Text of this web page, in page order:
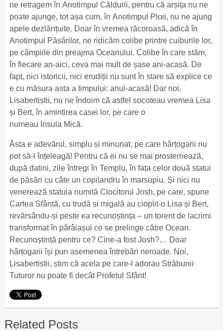
ne retragem în Anotimpul Căldurii, pentru că arșița nu ne
poate ajunge, tot așa cum, în Anotimpul Ploii, nu ne ajung
apele dezlănțuite. Doar în vremea răcoroasă, adică în
Anotimpul Păsărilor, ne ridicăm colibe printre cuiburile lor,
pe câmpiile din preajma Oceanului. Colibe în care stăm,
în fiecare an-aici, ceva mai mult de șase ani-acasă. De
fapt, nici istoricii, nici erudiții nu sunt în stare să explice ce
e cu măsura asta a timpului: anul-acasă! Dar noi,
Lisabertiștii, nu ne îndoim că astfel socoteau vremea Lisa
și Bert, în amintirea casei lor, pe care o
numeau Insula Mică.
Ăsta e adevărul, simplu și minunat, pe care hârțogarii nu
pot să-l înțeleagă! Pentru că ei nu se mai prosternează,
după datini, zile întregi în Templu, în fața celor două statui
de păsări cu câte un copilandru în marsupiu. Și nici nu
venerează statuia numită Clocitorul Josh, pe care, spune
Cartea Sfântă, cu trudă și migală au cioplit-o Lisa și Bert,
revărsându-și peste ea recunoștința – un torent de lacrimi
transformat în pârâiașul ce se prelinge către Ocean.
Recunoștință pentru ce? Cine-a fost Josh?… Doar
hârțogarii își pun asemenea întrebări neroade. Noi,
Lisabertiștii, știm că acela pe care-l adorau Străbunii
Tuturor nu poate fi decât Profetul Sfânt!
Related Posts